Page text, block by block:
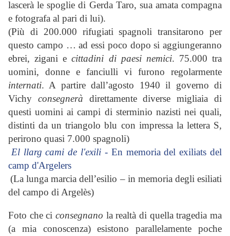
lascerà le spoglie di Gerda Taro, sua amata compagna
e fotografa al pari di lui).
(Più di 200.000 rifugiati spagnoli transitarono per
questo campo … ad essi poco dopo si aggiungeranno
ebrei, zigani ecittadini di paesi nemici. 75.000 tra
uomini, donne e fanciulli vi furono regolarmente
internati. A partire dall’agosto 1940 il governo di
Vichy consegnerà direttamente diverse migliaia di
questi uomini ai campi di sterminio nazisti nei quali,
distinti da un triangolo blu con impressa la lettera S,
perirono quasi 7.000 spagnoli)
El llarg cami de l'exili - En memoria del exiliats del
camp d'Argelers
(La lunga marcia dell’esilio – in memoria degli esiliati
del campo di Argelès)
Foto che ci consegnano la realtà di quella tragedia ma
(a mia conoscenza) esistono parallelamente poche